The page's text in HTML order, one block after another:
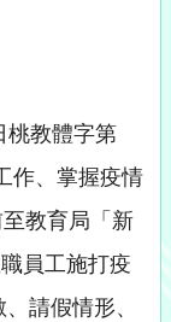
桃教體字第
作、掌握疫情
教育局「新
員工施打疫
請假情形、